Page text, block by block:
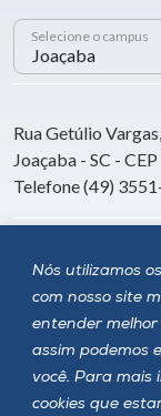
Nós utilizamos
com nosso site
entender melhor
assim podemos
você. Para mais
cookies que
Selecione o campus
Rua Getúlio
Joaçaba - SC -
Telefone (49)
Siga a